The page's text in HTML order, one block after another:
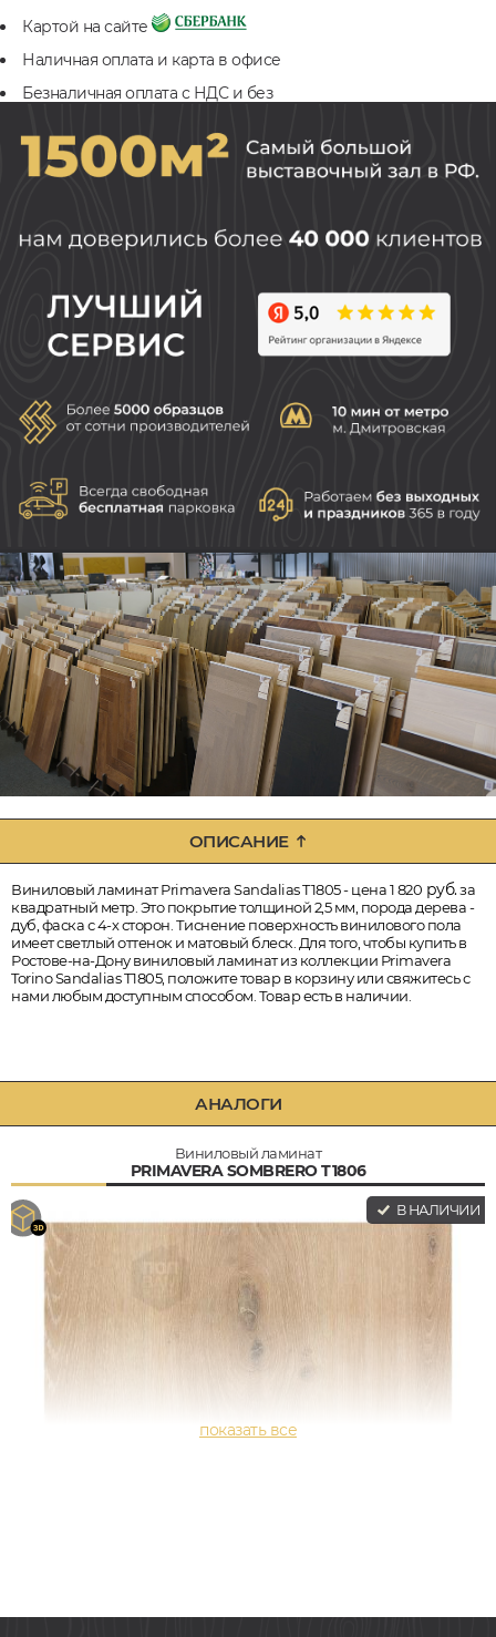
Картой на сайте
Наличная оплата и карта в офисе
Безналичная оплата с НДС и без
ОПИСАНИЕ
Виниловый ламинат Primavera Sandalias T1805 - цена 1 820 руб.за
квадратный метр. Это покрытие толщиной 2,5 мм, порода дерева -
дуб, фаска с 4-х сторон. Тиснение поверхность винилового пола
имеет светлый оттенок и матовый блеск. Для того, чтобы купить в
Ростове-на-Дону виниловый ламинат из коллекции Primavera
Torino Sandalias T1805, положите товар в корзину или свяжитесь с
нами любым доступным способом. Товар есть в наличии.
АНАЛОГИ
Виниловый ламинат
PRIMAVERA SOMBRERO T1806
В НАЛИЧИИ